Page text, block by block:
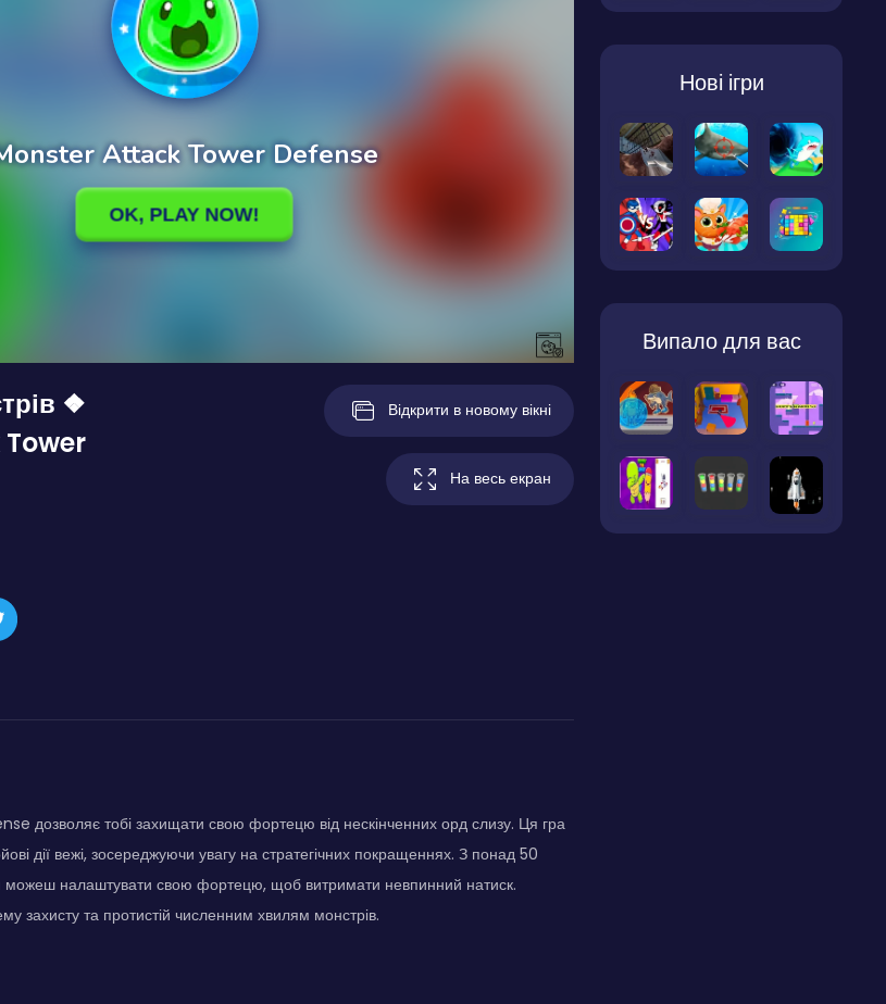
❖
Відкрити в новому вікні
На весь екран
дозволяє тобі захищати свою фортецю від нескінченних орд слизу. Ця гра
дії вежі, зосереджуючи увагу на стратегічних покращеннях. З понад 50
можеш налаштувати свою фортецю, щоб витримати невпинний натиск.
захисту та протистій численним хвилям монстрів.
Нові ігри
Випало для вас